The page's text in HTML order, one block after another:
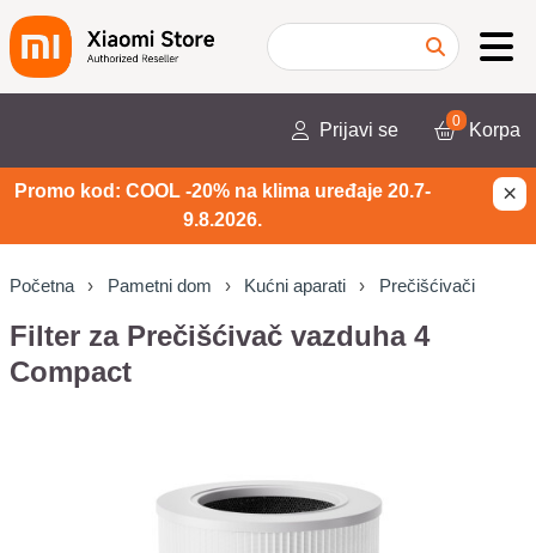
Prijavi se 0 Korpa
Promo kod: COOL -20% na klima uređaje 20.7-
9.8.2026.
×
Početna Pametni dom Kućni aparati Prečišćivači
Filter za Prečišćivač vazduha 4
Compact